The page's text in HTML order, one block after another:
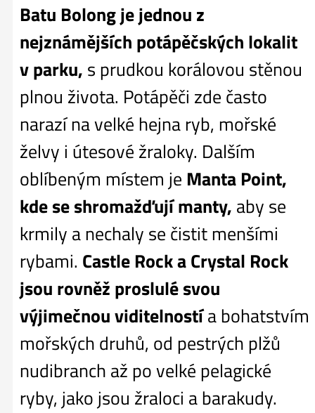
Batu Bolong je jednou z
nejznámějších potápěčských lokalit
v parku, s prudkou korálovou stěnou
plnou života. Potápěči zde často
narazí na velké hejna ryb, mořské
želvy i útesové žraloky. Dalším
oblíbeným místem je Manta Point,
kde se shromažďují manty, aby se
krmily a nechaly se čistit menšími
rybami. Castle Rock a Crystal Rock
jsou rovněž proslulé svou
výjimečnou viditelnostía bohatstvím
mořských druhů, od pestrých plžů
nudibranch až po velké pelagické
ryby, jako jsou žraloci a barakudy.